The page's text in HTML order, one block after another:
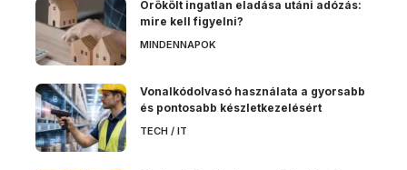
Örökölt ingatlan eladása utáni adózás:
mire kell figyelni?
MINDENNAPOK
Vonalkódolvasó használata a gyorsabb
és pontosabb készletkezelésért
TECH / IT